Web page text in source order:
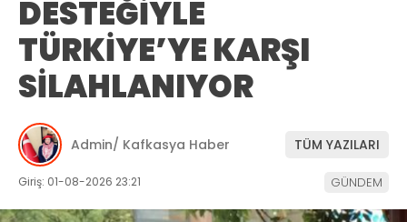
DESTEĞİYLE
TÜRKİYE’YE KARŞI
SİLAHLANIYOR
Admin/ Kafkasya Haber TÜM YAZILARI
Giriş: 01-08-2026 23:21 GÜNDEM